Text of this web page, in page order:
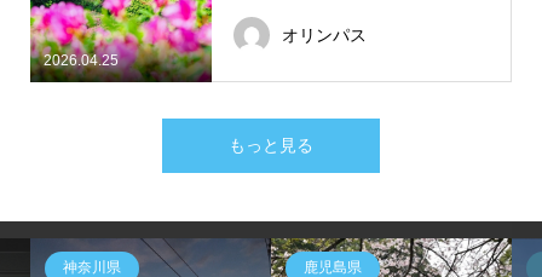
2026.04.25
オリンパス
もっと見る
神奈川県 鹿児島県